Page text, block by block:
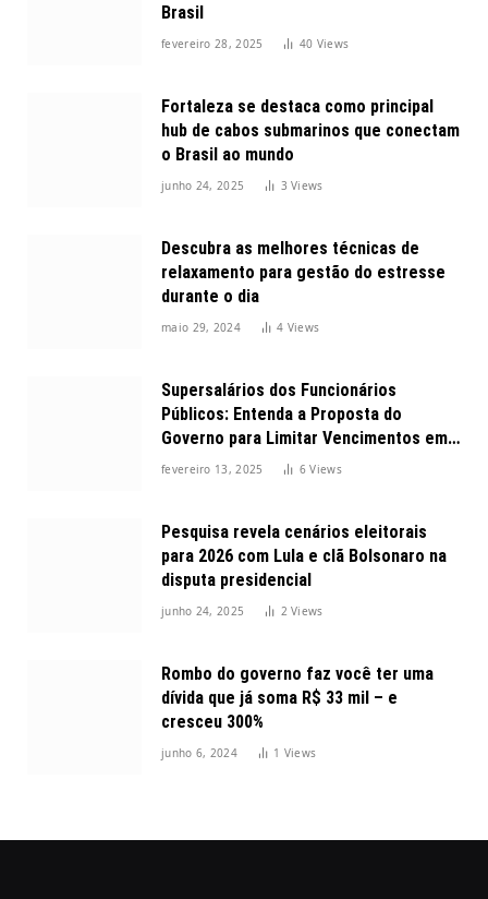
Brasil
fevereiro 28, 2025 40 Views
Fortaleza se destaca como principal
hub de cabos submarinos que conectam
o Brasil ao mundo
junho 24, 2025 3Views
Descubra as melhores técnicas de
relaxamento para gestão do estresse
durante o dia
maio 29, 2024 4 Views
Supersalários dos Funcionários
Públicos: Entenda a Proposta do
Governo para Limitar Vencimentos em
2025
fevereiro 13, 2025 6Views
Pesquisa revela cenários eleitorais
para 2026 com Lula e clã Bolsonaro na
disputa presidencial
junho 24, 2025 2Views
Rombo do governo faz você ter uma
dívida que já soma R$ 33 mil – e
cresceu 300%
junho 6, 2024 1 Views